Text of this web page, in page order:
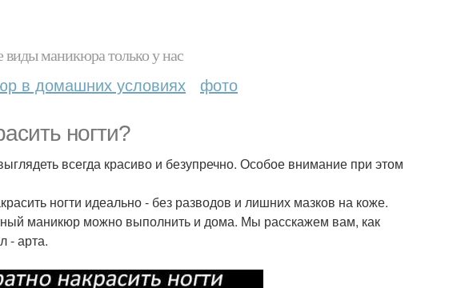
виды маникюра только у нас
в домашних условиях фото
ногти?
всегда красиво и безупречно. Особое внимание при этом
ногти идеально - без разводов и лишних мазков на коже.
маникюр можно выполнить и дома. Мы расскажем вам, как
- арта.